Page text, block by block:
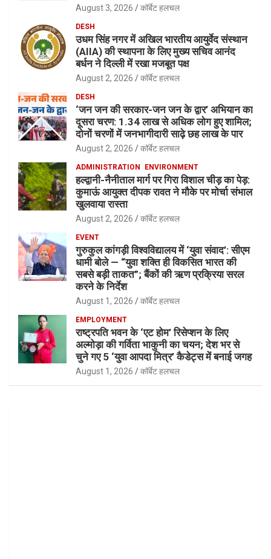
August 3, 2026 कॉर्बेट हलचल
DESH
उधम सिंह नगर में अखिल भारतीय आयुर्वेद संस्थान
(AIIA) की स्थापना के लिए मुख्य सचिव आनंद
बर्धन ने दिल्ली में रखा मजबूत पक्ष
August 2, 2026 कॉर्बेट हलचल
DESH
‘जन जन की सरकार-जन जन के द्वार’ अभियान का
दूसरा चरण: 1.34 लाख से अधिक लोग हुए शामिल;
दोनों चरणों में जनभागीदारी साढ़े छह लाख के पार
August 2, 2026 कॉर्बेट हलचल
ADMINISTRATION ENVIRONMENT
हल्द्वानी-नैनीताल मार्ग पर गिरा विशाल चीड़ का पेड़:
कुमाऊं आयुक्त दीपक रावत ने मौके पर मोर्चा संभाल
खुलवाया रास्ता
August 2, 2026 कॉर्बेट हलचल
EVENT
गुरुकुल कांगड़ी विश्वविद्यालय में ‘युवा संवाद’: सीएम
धामी बोले — “युवा शक्ति ही विकसित भारत की
सबसे बड़ी ताकत”; बैंकों की ऋण प्रक्रिया सरल
करने के निर्देश
August 1, 2026 कॉर्बेट हलचल
EMPLOYMENT
राष्ट्रपति भवन के ‘एट होम’ रिसेप्शन के लिए
अल्मोड़ा की गर्विता भाकुनी का चयन; देश भर से
चुने गए 5 ‘युवा आपदा मित्र’ कैडेट्स में बनाई जगह
August 1, 2026 कॉर्बेट हलचल